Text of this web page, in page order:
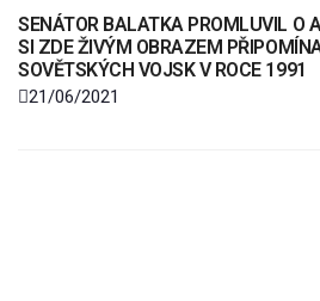
SENÁTOR BALATKA PROMLUVIL O
SI ZDE ŽIVÝM OBRAZEM
SOVĚTSKÝCH VOJSK V ROCE 1991
21/06/2021